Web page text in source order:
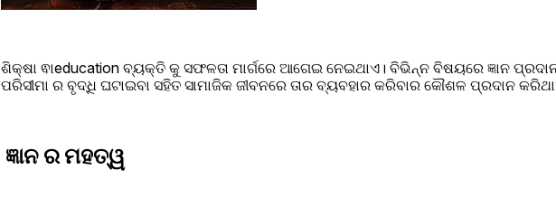
ଶିକ୍ଷା ଵାeducation ବ୍ୟକ୍ତି କୁ ସଫଳତା ମାର୍ଗରେ ଆଗେଇ ନେଇଥାଏ। ବିଭିନ୍ନ ବିଷୟରେ ଜ୍ଞାନ ପ୍ରଦାନ
ପରିସୀମା ର ବୃଦ୍ଧି ଘଟାଇବା ସହିତ ସାମାଜିକ ଜୀବନରେ ତାର ବ୍ୟବହାର କରିବାର କୌଶଳ ପ୍ରଦାନ
ଜ୍ଞାନ ର ମହତ୍ୱ